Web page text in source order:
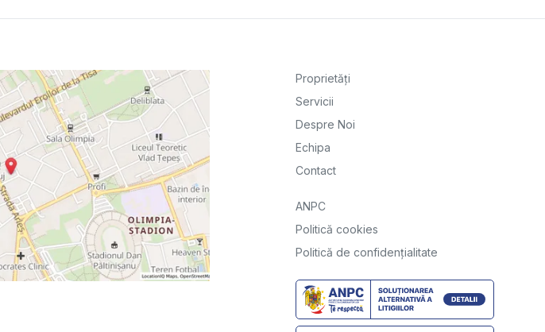
Proprietăți
Servicii
Despre Noi
Echipa
Contact
ANPC
Politică cookies
Politică de confidențialitate